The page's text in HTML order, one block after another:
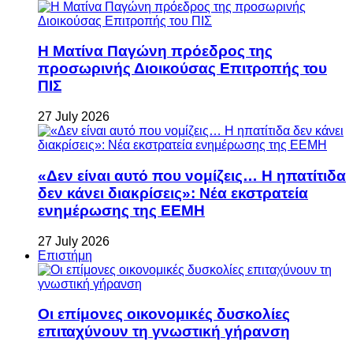
Η Ματίνα Παγώνη πρόεδρος της
προσωρινής Διοικούσας Επιτροπής του
ΠΙΣ
27 July 2026
«Δεν είναι αυτό που νομίζεις… Η ηπατίτιδα
δεν κάνει διακρίσεις»: Νέα εκστρατεία
ενημέρωσης της ΕΕΜΗ
27 July 2026
Επιστήμη
Οι επίμονες οικονομικές δυσκολίες
επιταχύνουν τη γνωστική γήρανση